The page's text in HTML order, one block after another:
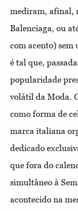
mediram, afinal,
Balenciaga, ou
com acento) sem
é tal que,
popularidade
volátil da Moda.
como forma de
marca italiana
dedicado
que fora do
simultâneo à
acontecido na